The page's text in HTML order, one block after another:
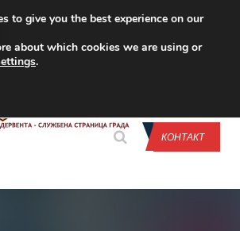
CONTACT US
КОНТАКТ
to give you the best experience on our
about which cookies we are using or
.